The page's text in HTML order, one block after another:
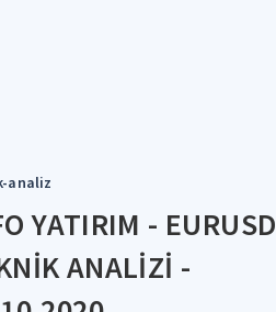
analiz
YATIRIM - EURUSD
ANALİZİ -